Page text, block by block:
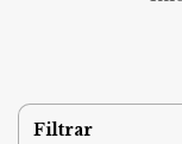
Filtrar